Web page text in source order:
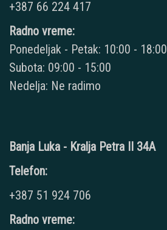
+387 66 224 417
Radno vreme:
Ponedeljak - Petak: 10:00 - 18:00
Subota: 09:00 - 15:00
Nedelja: Ne radimo
Banja Luka - Kralja Petra II 34A
Telefon:
+387 51 924 706
Radno vreme: